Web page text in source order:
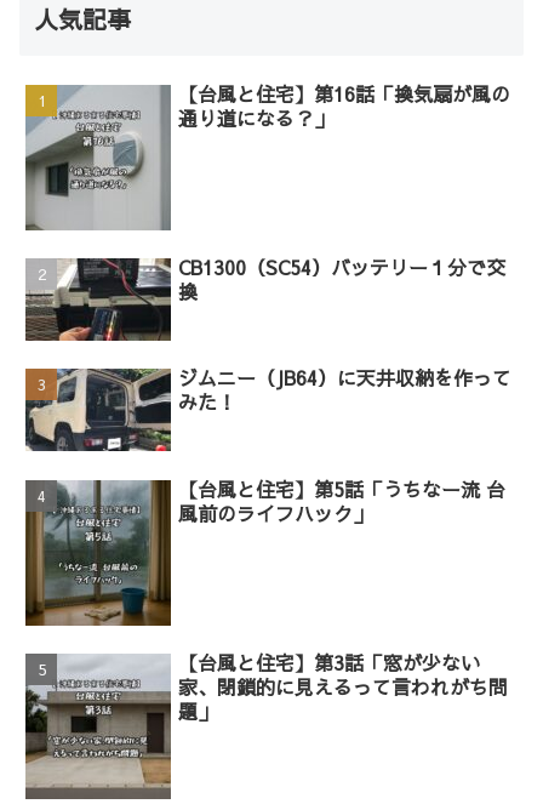
人気記事
【台風と住宅】第16話「換気扇が風の
通り道になる？」
CB1300（SC54）バッテリー１分で交
換
ジムニー（JB64）に天井収納を作って
みた！
【台風と住宅】第5話「うちなー流 台
風前のライフハック」
【台風と住宅】第3話「窓が少ない
家、閉鎖的に見えるって言われがち問
題」